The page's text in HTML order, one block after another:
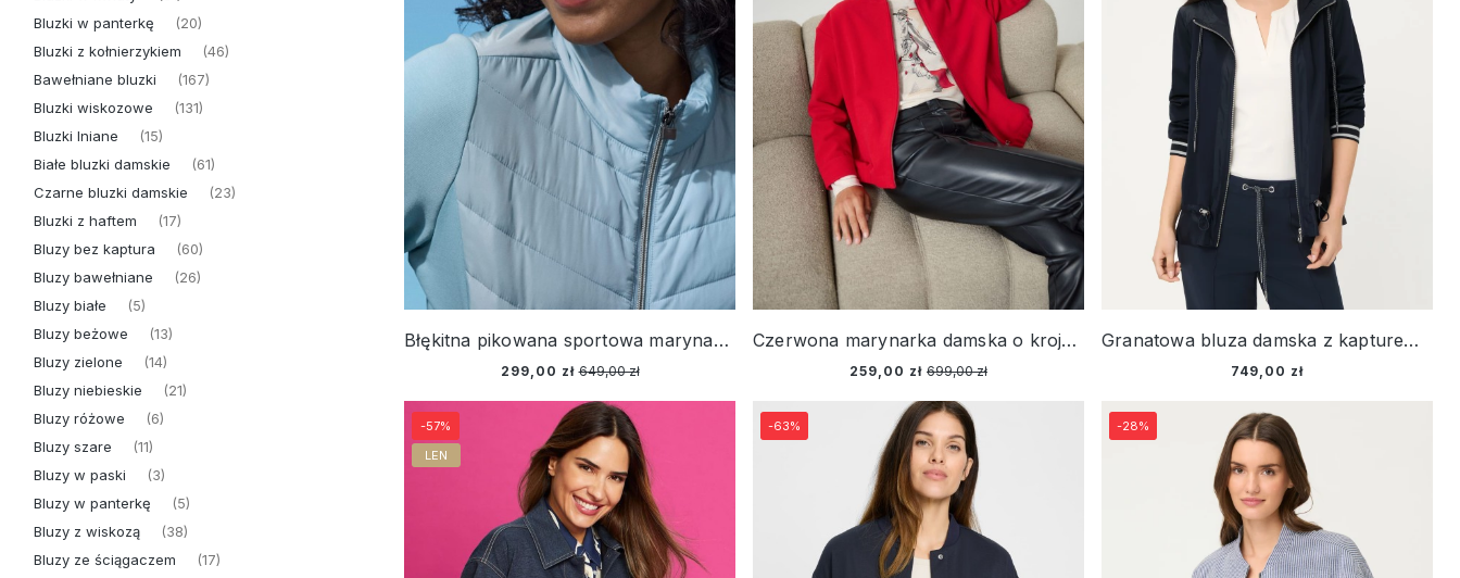
Bluzki w panterkę (20)
Bluzki z kołnierzykiem (46)
Bawełniane bluzki (167)
Bluzki wiskozowe (131)
Bluzki lniane (15)
Białe bluzki damskie (61)
Czarne bluzki damskie (23)
Bluzki z haftem (17)
Bluzy bez kaptura (60)
Bluzy bawełniane (26)
Bluzy białe (5)
Bluzy beżowe (13)
Bluzy zielone (14)
Bluzy niebieskie (21)
Bluzy różowe (6)
Bluzy szare (11)
Bluzy w paski (3)
Bluzy w panterkę (5)
Bluzy z wiskozą (38)
Bluzy ze ściągaczem (17)
Błękitna pikowana sportowa marynarka damska – Cosmic Chic
299,00 zł 649,00 zł
Czerwona marynarka damska o kroju bomberki z wełną – Urban Wild
259,00 zł 699,00 zł
Granatowa bluza damska z kapturem z łączonych materiałów - Smart Casual
749,00 zł
-57%
LEN
-63% -28%